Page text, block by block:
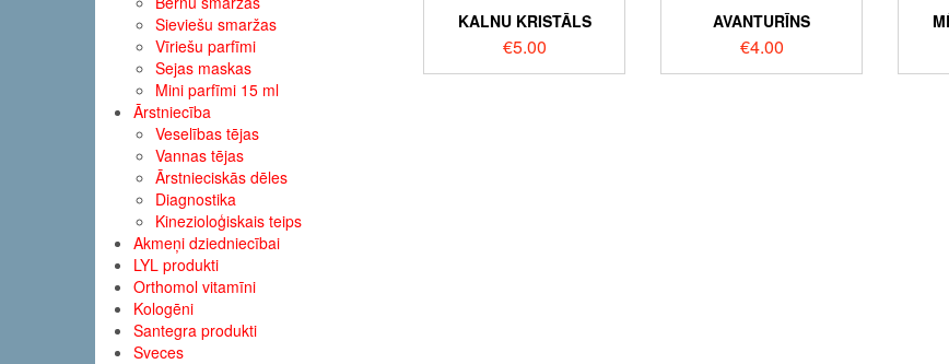
Sieviešu smaržas
Vīriešu parfīmi
Sejas maskas
Mini parfīmi 15 ml
Ārstniecība
Veselības tējas
Vannas tējas
Ārstnieciskās dēles
Diagnostika
Kinezioloģiskais teips
Akmeņi dziedniecībai
LYL produkti
Orthomol vitamīni
Kologēni
Santegra produkti
Sveces
KALNU KRISTĀLS
€5.00
AVANTURĪNS
€4.00